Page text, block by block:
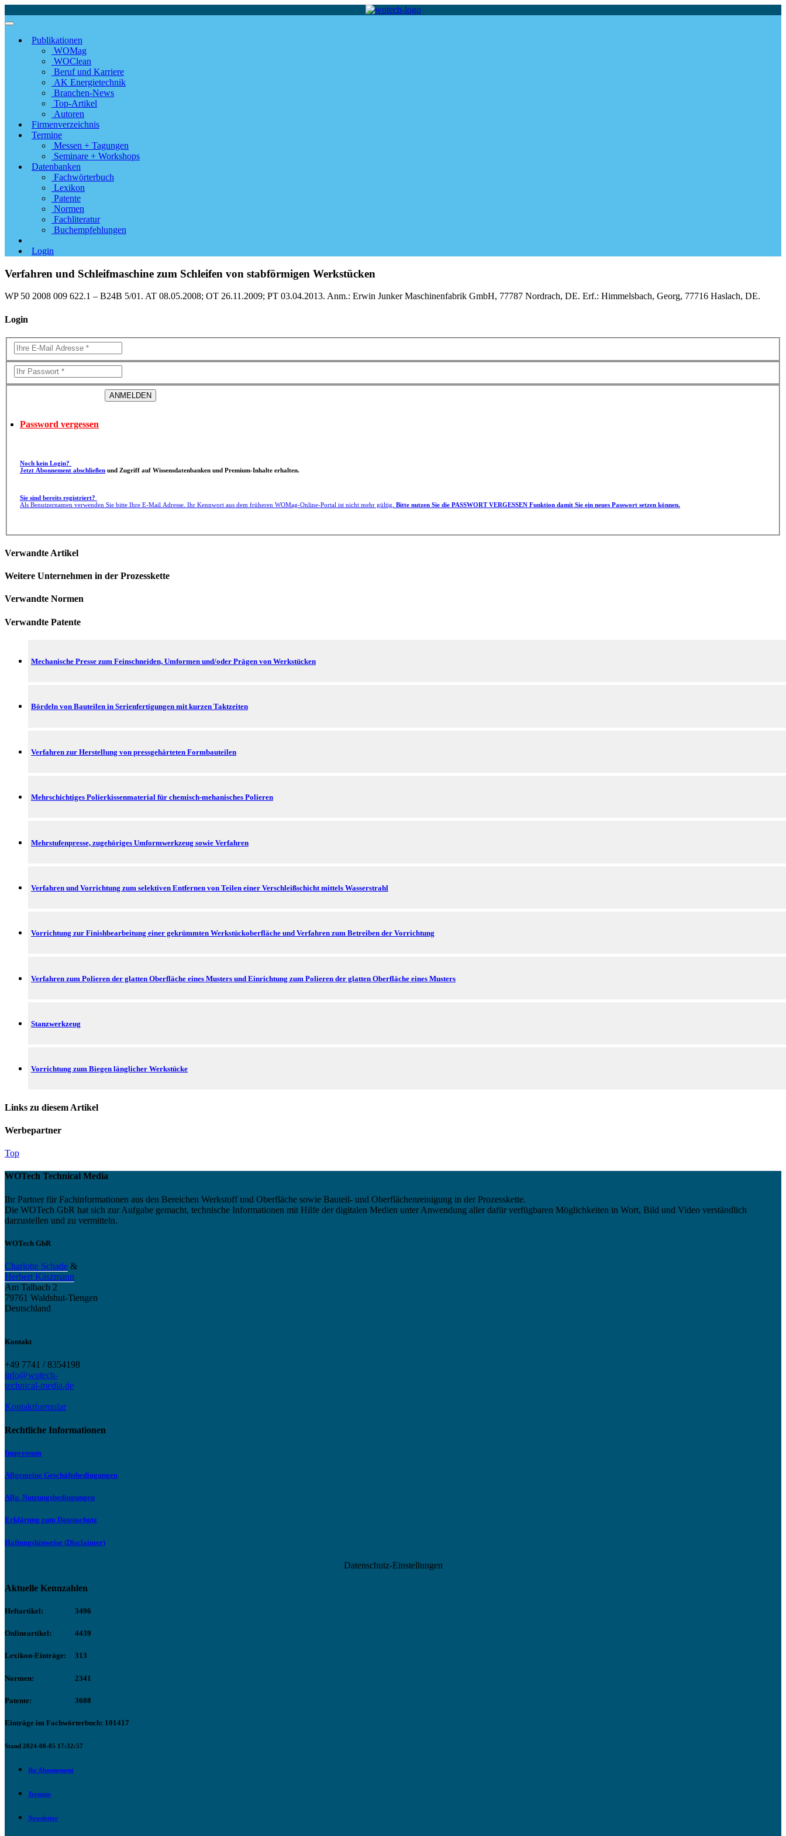
Publikationen
WOMag
WOClean
Beruf und Karriere
AK Energietechnik
Branchen-News
Top-Artikel
Autoren
Firmenverzeichnis
Termine
Messen + Tagungen
Seminare + Workshops
Datenbanken
Fachwörterbuch
Lexikon
Patente
Normen
Fachliteratur
Buchempfehlungen
Login
Verfahren und Schleifmaschine zum Schleifen von stabförmigen Werkstücken
WP 50 2008 009 622.1 – B24B 5/01. AT 08.05.2008; OT 26.11.2009; PT 03.04.2013. Anm.: Erwin Junker Maschinenfabrik GmbH, 77787 Nordrach, DE. Erf.: Himmelsbach, Georg, 77716 Haslach, DE.
Login
Password vergessen
Noch kein Login?
Jetzt Abonnement abschließen und Zugriff auf Wissensdatenbanken und Premium-Inhalte erhalten.
Sie sind bereits registriert?
Als Benutzernamen verwenden Sie bitte Ihre E-Mail Adresse. Ihr Kennwort aus dem früheren WOMag-Online-Portal ist nicht mehr gültig. Bitte nutzen Sie die PASSWORT VERGESSEN Funktion damit Sie ein neues Passwort setzen können.
Verwandte Artikel
Weitere Unternehmen in der Prozesskette
Verwandte Normen
Verwandte Patente
Mechanische Presse zum Feinschneiden, Umformen und/oder Prägen von Werkstücken
Bördeln von Bauteilen in Serienfertigungen mit kurzen Taktzeiten
Verfahren zur Herstellung von pressgehärteten Formbauteilen
Mehrschichtiges Polierkissenmaterial für chemisch-mehanisches Polieren
Mehrstufenpresse, zugehöriges Umformwerkzeug sowie Verfahren
Verfahren und Vorrichtung zum selektiven Entfernen von Teilen einer Verschleißschicht mittels Wasserstrahl
Vorrichtung zur Finishbearbeitung einer gekrümmten Werkstückoberfläche und Verfahren zum Betreiben der Vorrichtung
Verfahren zum Polieren der glatten Oberfläche eines Musters und Einrichtung zum Polieren der glatten Oberfläche eines Musters
Stanzwerkzeug
Vorrichtung zum Biegen länglicher Werkstücke
Links zu diesem Artikel
Werbepartner
Top
WOTech Technical Media
Ihr Partner für Fachinformationen aus den Bereichen Werkstoff und Oberfläche sowie Bauteil- und Oberflächenreinigung in der Prozesskette.
Die WOTech GbR hat sich zur Aufgabe gemacht, technische Informationen mit Hilfe der digitalen Medien unter Anwendung aller dafür verfügbaren Möglichkeiten in Wort, Bild und Video verständlich
darzustellen und zu vermitteln.
WOTech GbR
Charlotte Schade &
Herbert Käszmann
Am Talbach 2
79761 Waldshut-Tiengen
Deutschland
Kontakt
+49 7741 / 8354198
info@wotech-
technical-media.de
Kontaktformular
Rechtliche Informationen
Impressum
Allgemeine Geschäftsbedingungen
Allg. Nutzungsbedingungen
Erklärung zum Datenschutz
Haftungshinweise (Disclaimer)
Datenschutz-Einstellungen
Aktuelle Kennzahlen
Heftartikel: 3496
Onlineartikel: 4439
Lexikon-Einträge: 313
Normen: 2341
Patente: 3608
Einträge im Fachwörterbuch: 101417
Stand 2024-08-05 17:32:57
Ihr Abonnement
Termine
Newsletter